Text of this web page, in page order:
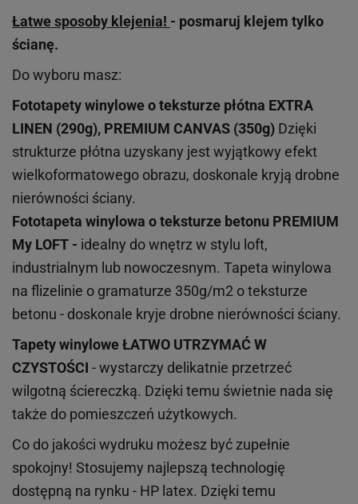
Łatwe sposoby klejenia! - posmaruj klejem tylko
ścianę.
Do wyboru masz:
Fototapety winylowe oteksturze płótna EXTRA
LINEN (290g), PREMIUM CANVAS (350g) Dzięki
strukturze płótna uzyskany jest wyjątkowy efekt
wielkoformatowego obrazu, doskonale kryją drobne
nierówności ściany.
Fototapeta winylowa oteksturze betonu PREMIUM
My LOFT - idealny do wnętrz w stylu loft,
industrialnym lub nowoczesnym. Tapeta winylowa
na flizelinie o gramaturze 350g/m2 o teksturze
betonu - doskonale kryje drobne nierówności ściany.
Tapety winyloweŁATWO UTRZYMAĆ W
CZYSTOŚCI - wystarczy delikatnie przetrzeć
wilgotną ściereczką. Dzięki temu świetnie nada się
także do pomieszczeń użytkowych.
Co do jakości wydruku możesz być zupełnie
spokojny! Stosujemy najlepszą technologię
dostępną na rynku - HP latex. Dzięki temu